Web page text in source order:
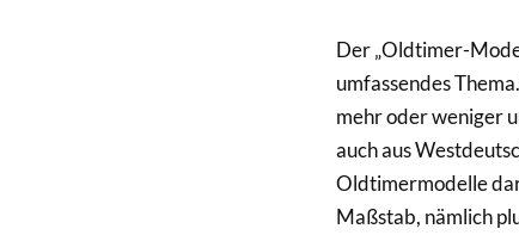
Der „Oldtimer-
umfassendes
mehr oder weniger
auch aus
Oldtimermodelle
Maßstab, nämlich